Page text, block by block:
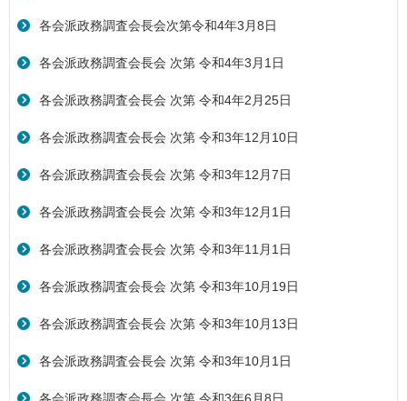
各会派政務調査会長会次第令和4年3月8日
各会派政務調査会長会 次第 令和4年3月1日
各会派政務調査会長会 次第 令和4年2月25日
各会派政務調査会長会 次第 令和3年12月10日
各会派政務調査会長会 次第 令和3年12月7日
各会派政務調査会長会 次第 令和3年12月1日
各会派政務調査会長会 次第 令和3年11月1日
各会派政務調査会長会 次第 令和3年10月19日
各会派政務調査会長会 次第 令和3年10月13日
各会派政務調査会長会 次第 令和3年10月1日